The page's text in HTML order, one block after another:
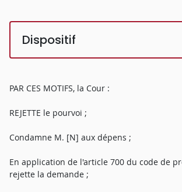
Dispositif
PAR CES MOTIFS, la Cour :
REJETTE le pourvoi ;
Condamne M. [N] aux dépens ;
En application de l'article 700 du code de
rejette la demande ;